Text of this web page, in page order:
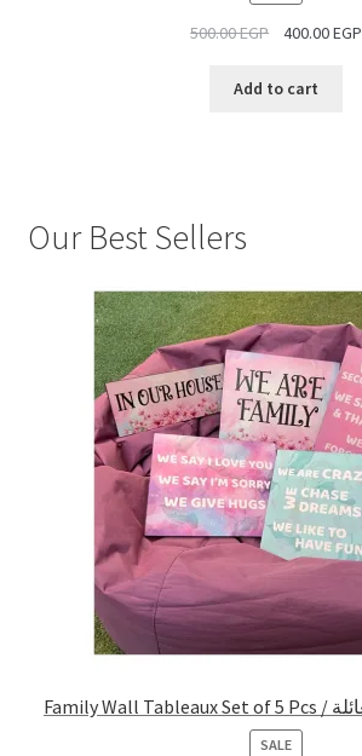
ON
SALE
500.00EGP 400.00EGP
Add to cart
Our Best Sellers
SALEPRODUCT